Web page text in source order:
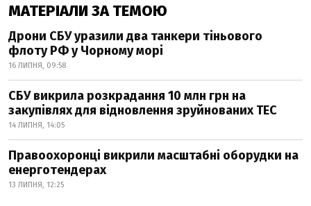
МАТЕРІАЛИ ЗА ТЕМОЮ
Дрони СБУ уразили два танкери тіньового
флоту РФ у Чорному морі
16 ЛИПНЯ, 09:58
СБУ викрила розкрадання 10 млн грн на
закупівлях для відновлення зруйнованих ТЕС
14 ЛИПНЯ, 14:05
Правоохоронці викрили масштабні оборудки на
енерготендерах
13 ЛИПНЯ, 12:25